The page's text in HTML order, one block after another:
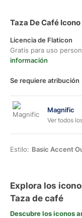
Taza De Café
Licencia de Flaticon
Gratis para uso
información
Se requiere atribución
Magnific
Ver todos
Estilo: Basic Accent
Explora los
Taza de café
Descubre los iconos